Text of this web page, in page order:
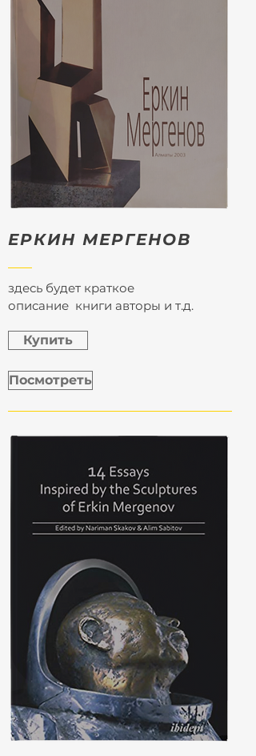
ЕРКИН МЕРГЕНОВ
здесь будет краткое
описание книги авторы и т.д.
Купить
Посмотреть